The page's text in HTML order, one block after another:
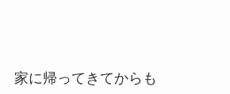
家に帰ってきてからも